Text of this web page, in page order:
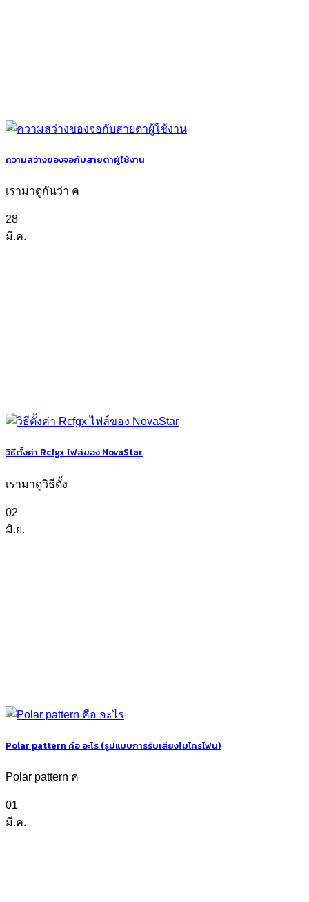
ความสว่างของจอกับสายตาผู้ใช้งาน
เรามาดูกันว่า ค
28
มี.ค.
วิธีตั้งค่า Rcfgx ไฟล์ของ NovaStar
เรามาดูวิธีตั้ง
02
มิ.ย.
Polar pattern คือ อะไร (รูปแบบการรับเสียงไมโครโฟน)
Polar pattern ค
01
มี.ค.